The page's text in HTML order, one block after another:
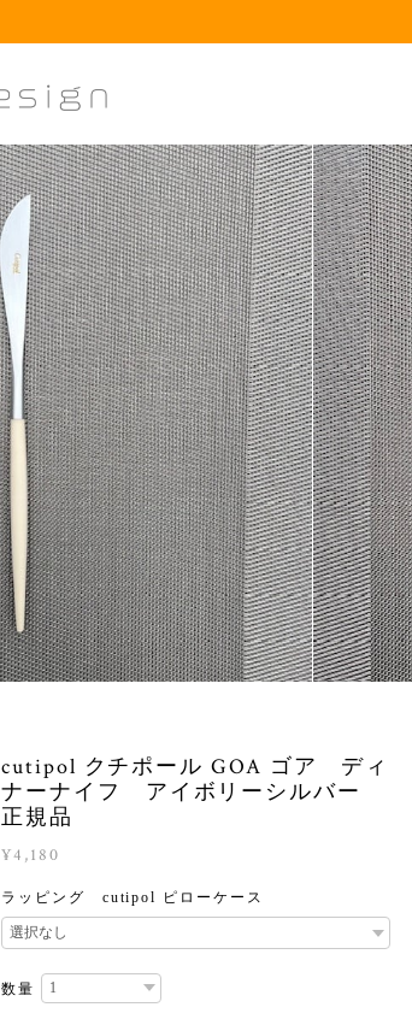
cutipol クチポール GOA ゴア ディ
ナーナイフ アイボリーシルバー
正規品
¥4,180
ラッピング cutipol ピローケース
数量